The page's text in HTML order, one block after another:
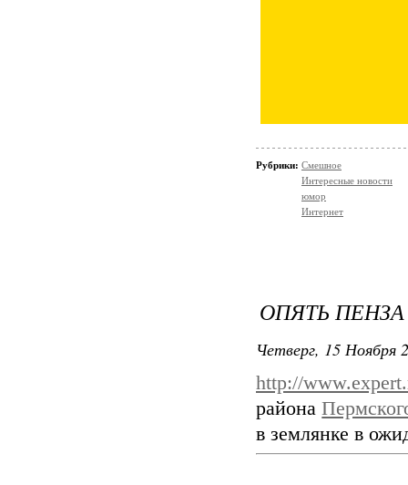
Рубрики: Смешное
Интересные новости
юмор
Интернет
ОПЯТЬ
Четверг, 15 Ноября
http://
района
в землянке в